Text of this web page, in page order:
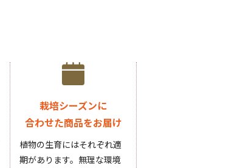
栽培シーズンに
合わせた商品をお届け
植物の生育にはそれぞれ適
期があります。無理な環境